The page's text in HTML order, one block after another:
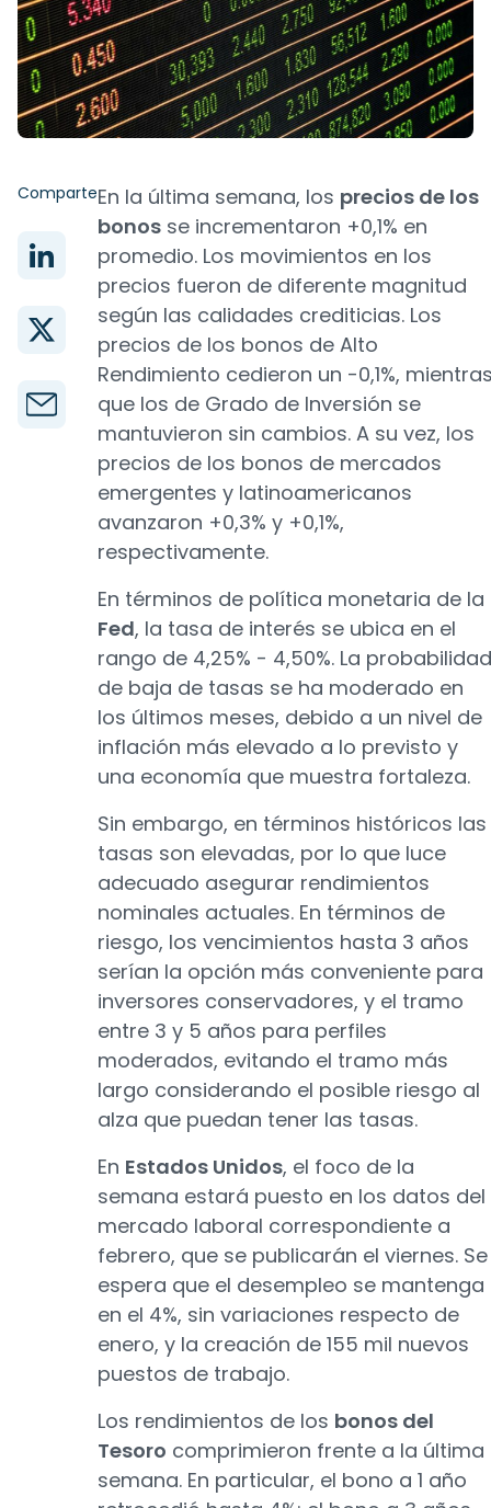
ComparteEn la última semana, los precios de los
bonos se incrementaron +0,1% en
promedio. Los movimientos en los
precios fueron de diferente magnitud
según las calidades crediticias. Los
precios de los bonos de Alto
Rendimiento cedieron un -0,1%,
que los de Grado de Inversión se
mantuvieron sin cambios. A su vez, los
precios de los bonos de mercados
emergentes y latinoamericanos
avanzaron +0,3% y +0,1%,
respectivamente.
En términos de política monetaria de la
Fed, la tasa de interés se ubica en el
rango de 4,25% - 4,50%. La probabilidad
de baja de tasas se ha moderado en
los últimos meses, debido a un nivel de
inflación más elevado a lo previsto y
una economía que muestra fortaleza.
Sin embargo, en términos históricos las
tasas son elevadas, por lo que luce
adecuado asegurar rendimientos
nominales actuales. En términos de
riesgo, los vencimientos hasta 3 años
serían la opción más conveniente para
inversores conservadores, y el tramo
entre 3 y 5 años para perfiles
moderados, evitando el tramo más
largo considerando el posible riesgo al
alza que puedan tener las tasas.
En Estados Unidos, el foco de la
semana estará puesto en los datos del
mercado laboral correspondiente a
febrero, que se publicarán el viernes. Se
espera que el desempleo se mantenga
en el 4%, sin variaciones respecto de
enero, y la creación de 155 mil nuevos
puestos de trabajo.
Los rendimientos de los bonos del
Tesoro comprimieron frente a la última
semana. En particular, el bono a 1 año